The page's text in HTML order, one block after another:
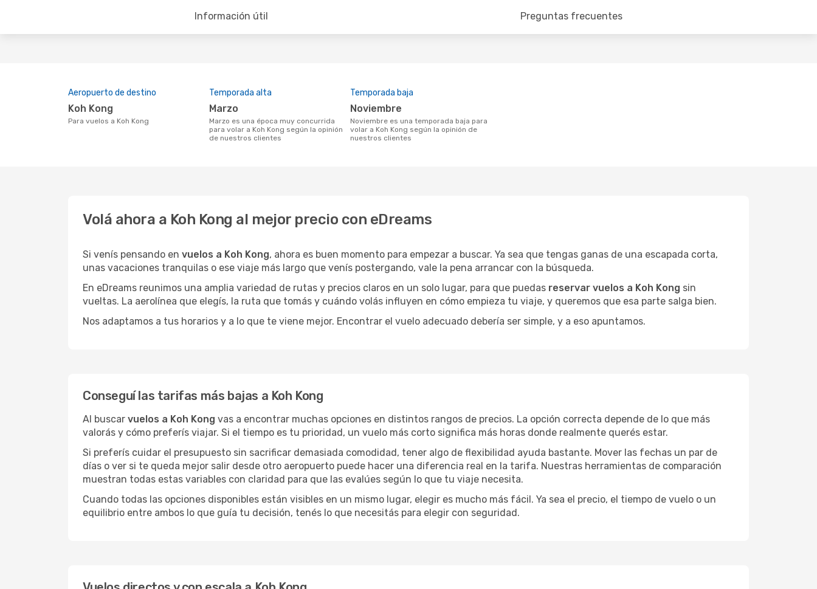
Información útil Preguntas frecuentes
Aeropuerto de destino
Koh Kong
Para vuelos a Koh Kong
Temporada alta
marzo
marzo es una época muy concurrida
para volar a Koh Kong según la opinión
de nuestros clientes
Temporada baja
noviembre
noviembre es una temporada baja para
volar a Koh Kong según la opinión de
nuestros clientes
Volá ahora a Koh Kong al mejor precio con eDreams
Si venís pensando en vuelos a Koh Kong, ahora es buen momento para empezar a buscar. Ya sea que tengas ganas de una escapada corta,
unas vacaciones tranquilas o ese viaje más largo que venís postergando, vale la pena arrancar con la búsqueda.
En eDreams reunimos una amplia variedad de rutas y precios claros en un solo lugar, para que puedas reservar vuelos a Koh Kong sin
vueltas. La aerolínea que elegís, la ruta que tomás y cuándo volás influyen en cómo empieza tu viaje, y queremos que esa parte salga bien.
Nos adaptamos a tus horarios y a lo que te viene mejor. Encontrar el vuelo adecuado debería ser simple, y a eso apuntamos.
Conseguí las tarifas más bajas a Koh Kong
Al buscar vuelos a Koh Kong vas a encontrar muchas opciones en distintos rangos de precios. La opción correcta depende de lo que más
valorás y cómo preferís viajar. Si el tiempo es tu prioridad, un vuelo más corto significa más horas donde realmente querés estar.
Si preferís cuidar el presupuesto sin sacrificar demasiada comodidad, tener algo de flexibilidad ayuda bastante. Mover las fechas un par de
días o ver si te queda mejor salir desde otro aeropuerto puede hacer una diferencia real en la tarifa. Nuestras herramientas de comparación
muestran todas estas variables con claridad para que las evalúes según lo que tu viaje necesita.
Cuando todas las opciones disponibles están visibles en un mismo lugar, elegir es mucho más fácil. Ya sea el precio, el tiempo de vuelo o un
equilibrio entre ambos lo que guía tu decisión, tenés lo que necesitás para elegir con seguridad.